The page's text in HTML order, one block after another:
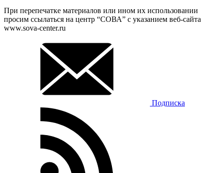
При перепечатке материалов или ином их использовании
просим ссылаться на центр “СОВА” с указанием веб-сайта
www.sova-center.ru
Подписка